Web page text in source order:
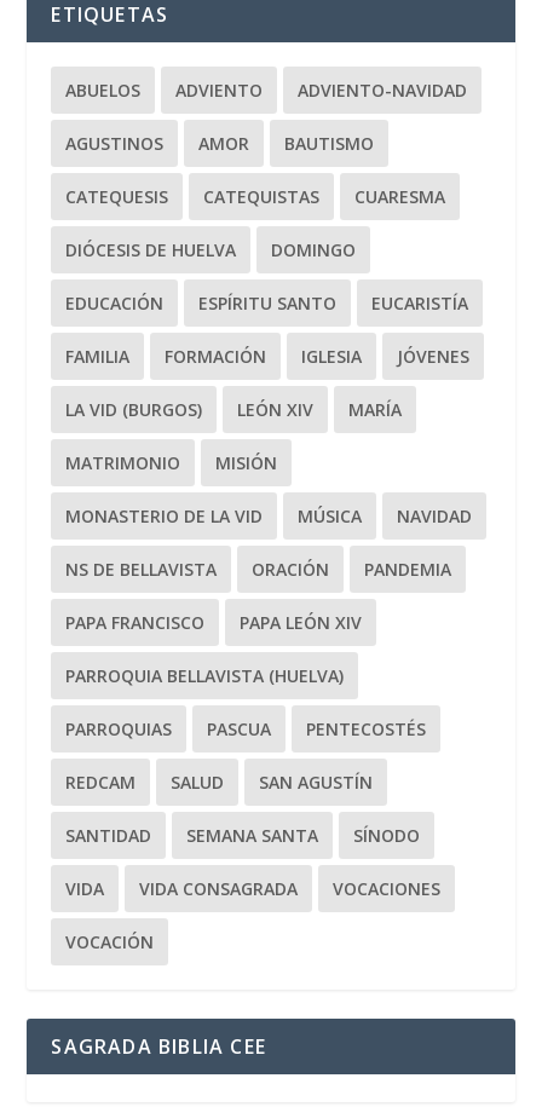
ETIQUETAS
ABUELOS ADVIENTO ADVIENTO-NAVIDAD
AGUSTINOS AMOR BAUTISMO
CATEQUESIS CATEQUISTAS CUARESMA
DIÓCESIS DE HUELVA DOMINGO
EDUCACIÓN ESPÍRITU SANTO EUCARISTÍA
FAMILIA FORMACIÓN IGLESIA JÓVENES
LA VID (BURGOS) LEÓN XIV MARÍA
MATRIMONIO MISIÓN
MONASTERIO DE LA VID MÚSICA NAVIDAD
NS DE BELLAVISTA ORACIÓN PANDEMIA
PAPA FRANCISCO PAPA LEÓN XIV
PARROQUIA BELLAVISTA (HUELVA)
PARROQUIAS PASCUA PENTECOSTÉS
REDCAM SALUD SAN AGUSTÍN
SANTIDAD SEMANA SANTA SÍNODO
VIDA VIDA CONSAGRADA VOCACIONES
VOCACIÓN
SAGRADA BIBLIA CEE